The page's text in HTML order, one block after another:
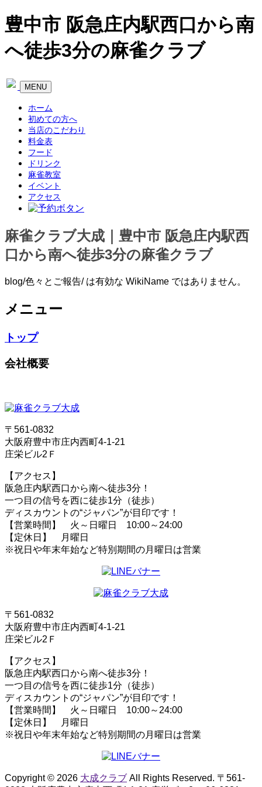
豊中市 阪急庄内駅西口から南
へ徒歩3分の麻雀クラブ
Toggle
navigation
MENU
ホーム
初めての方へ
当店のこだわり
料金表
フード
ドリンク
麻雀教室
イベント
アクセス
麻雀クラブ大成｜豊中市 阪急庄内駅西
口から南へ徒歩3分の麻雀クラブ
blog/色々とご報告/ は有効な WikiName ではありません。
メニュー
トップ
会社概要
〒561-0832
大阪府豊中市庄内西町4-1-21
庄栄ビル2Ｆ
【アクセス】
阪急庄内駅西口から南へ徒歩3分！
一つ目の信号を西に徒歩1分（徒歩）
ディスカウントの“ジャパン”が目印です！
【営業時間】 火～日曜日 10:00～24:00
【定休日】 月曜日
※祝日や年末年始など特別期間の月曜日は営業
〒561-0832
大阪府豊中市庄内西町4-1-21
庄栄ビル2Ｆ
【アクセス】
阪急庄内駅西口から南へ徒歩3分！
一つ目の信号を西に徒歩1分（徒歩）
ディスカウントの“ジャパン”が目印です！
【営業時間】 火～日曜日 10:00～24:00
【定休日】 月曜日
※祝日や年末年始など特別期間の月曜日は営業
Copyright © 2026 大成クラブ All Rights Reserved. 〒561-